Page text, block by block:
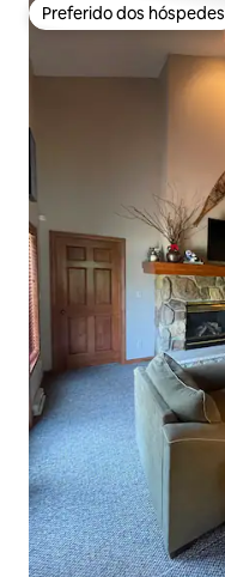
Preferido dos hóspedes
Preferido dos hóspedes